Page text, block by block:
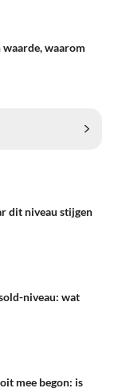
waarom
dit niveau stijgen
niveau: wat
mee begon: is